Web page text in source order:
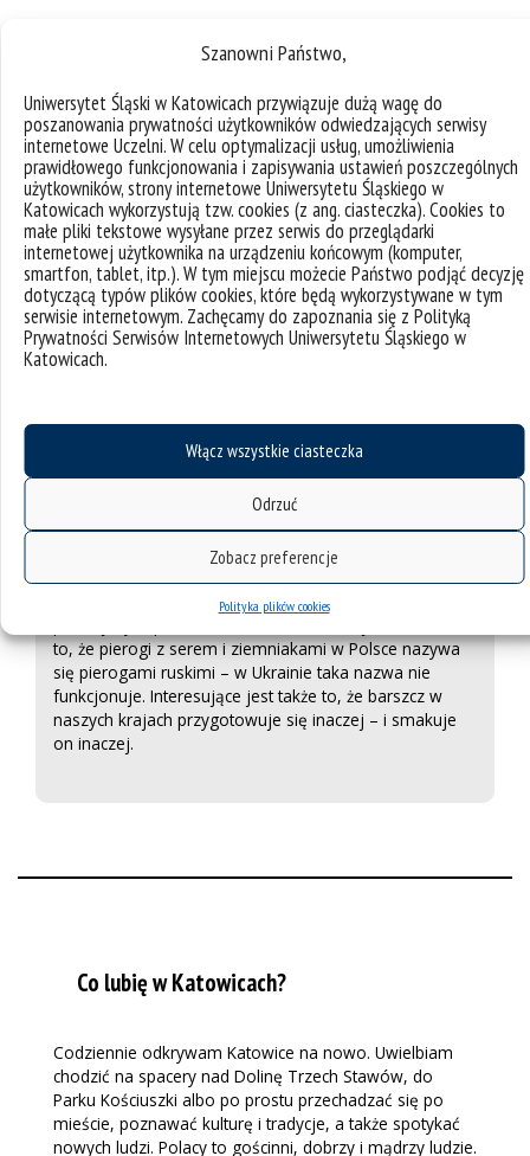
Szanowni Państwo,
Uniwersytet Śląski w Katowicach przywiązuje dużą wagę do
poszanowania prywatności użytkowników odwiedzających serwisy
internetowe Uczelni. W celu optymalizacji usług, umożliwienia
prawidłowego funkcjonowania i zapisywania ustawień poszczególnych
użytkowników, strony internetowe Uniwersytetu Śląskiego w
Katowicach wykorzystują tzw. cookies (z ang. ciasteczka). Cookies to
małe pliki tekstowe wysyłane przez serwis do przeglądarki
internetowej użytkownika na urządzeniu końcowym (komputer,
smartfon, tablet, itp.). W tym miejscu możecie Państwo podjąć decyzję
dotyczącą typów plików cookies, które będą wykorzystywane w tym
serwisie internetowym. Zachęcamy do zapoznania się z Polityką
Prywatności Serwisów Internetowych Uniwersytetu Śląskiego w
Katowicach.
Włącz wszystkie ciasteczka
Odrzuć
Zobacz preferencje
Polityka plików cookies
Mój pierwszy dzień w pracy
Pierwszego dnia pracy rozmawiałam z kierowniczką
Departamentu Gromadzenia, Uzupełniania i
Opracowania Zbiorów, panią Anną Śpiechowicz. Po
rozmowie przedstawiła mnie pracownikom działu. Było
wspaniale widzieć ich szczere uśmiechy, uściski dłoni i
słyszeć dobre życzenia – zapamiętam to do końca życia.
W swoje urodziny przyniosłam do pracy słodkie
przysmaki i pierożki pielmieni. Wszystkim smakowały!
Nie wiem, kto był wtedy szczęśliwszy – ci, którzy jedli
pelmeni, czy ja, na widok tego, jak bardzo im smakuje.
Rozmawialiśmy też o różnych potrawach w naszych
krajach. Dzięki mojej babci, Domce Falińskiej, poznałam
to, że pierogi z serem i ziemniakami w Polsce nazywa
się pierogami ruskimi – w Ukrainie taka nazwa nie
funkcjonuje. Interesujące jest także to, że barszcz w
naszych krajach przygotowuje się inaczej – i smakuje
on inaczej.
Co lubię w Katowicach?
Codziennie odkrywam Katowice na nowo. Uwielbiam
chodzić na spacery nad Dolinę Trzech Stawów, do
Parku Kościuszki albo po prostu przechadzać się po
mieście, poznawać kulturę i tradycje, a także spotykać
nowych ludzi. Polacy to gościnni, dobrzy i mądrzy ludzie.